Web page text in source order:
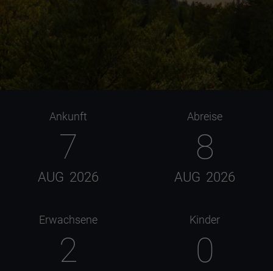
Ankunft
7
AUG 2026
Abreise
8
AUG 2026
Erwachsene
2
Kinder
0